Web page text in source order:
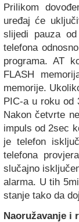
Prilikom
uređaj će
slijedi pauza
telefona
programa. AT
FLASH
memorije.
PIC-a u roku od
Nakon četvrte
impuls od 2sec
je telefon
telefona
slučajno
alarma. U tih
stanje tako da
Naoružavanje i